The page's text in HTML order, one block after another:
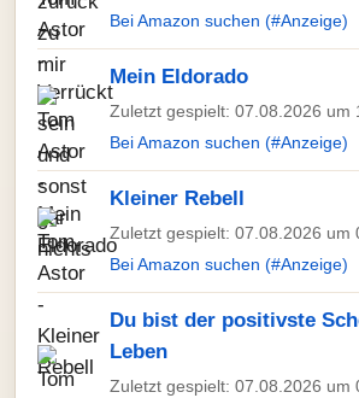
Bei Amazon suchen (#Anzeige)
Mein Eldorado
Zuletzt gespielt: 07.08.2026 um
Bei Amazon suchen (#Anzeige)
Kleiner Rebell
Zuletzt gespielt: 07.08.2026 um
Bei Amazon suchen (#Anzeige)
Du bist der positivste
Leben
Zuletzt gespielt: 07.08.2026 um